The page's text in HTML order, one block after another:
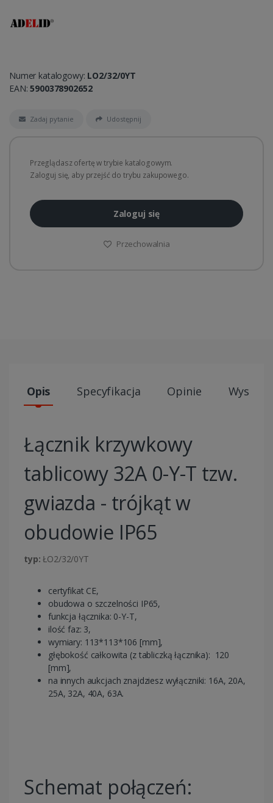
Numer katalogowy: LO2/32/0YT
EAN:5900378902652
Zadaj pytanie Udostępnij
Przeglądasz ofertę w trybie katalogowym.
Zaloguj się, aby przejść do trybu zakupowego.
Zaloguj się
Przechowalnia
Opis Specyfikacja Opinie Wysyłki
Łącznik krzywkowy
tablicowy 32A 0-Y-T tzw.
gwiazda - trójkąt w
obudowie IP65
typ: ŁO2/32/0YT
certyfikat CE,
obudowa o szczelności IP65,
funkcja łącznika: 0-Y-T,
ilość faz: 3,
wymiary: 113*113*106 [mm],
głębokość całkowita (z tabliczką łącznika): 120
[mm],
na innych aukcjach znajdziesz wyłączniki: 16A, 20A,
25A, 32A, 40A, 63A.
Schemat połączeń: